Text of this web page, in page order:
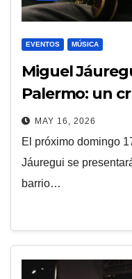
EVENTOS MÚSICA
Miguel
Palermo: un
emoción y
MAY 16, 2026
El próximo domingo
Jáuregui se
barrio…